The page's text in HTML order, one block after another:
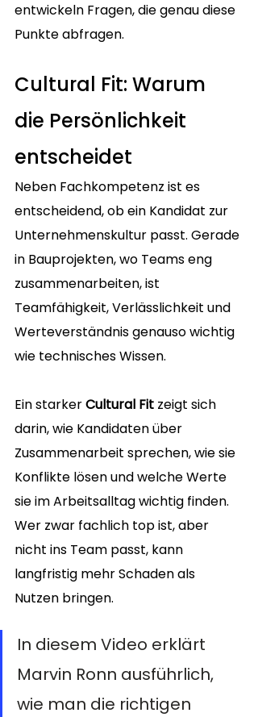
entwickeln Fragen, die genau diese
Punkte abfragen.
Cultural Fit: Warum
die Persönlichkeit
entscheidet
Neben Fachkompetenz ist es
entscheidend, ob ein Kandidat zur
Unternehmenskultur passt. Gerade
in Bauprojekten, wo Teams eng
zusammenarbeiten, ist
Teamfähigkeit, Verlässlichkeit und
Werteverständnis genauso wichtig
wie technisches Wissen.
Ein starker Cultural Fit zeigt sich
darin, wie Kandidaten über
Zusammenarbeit sprechen, wie sie
Konflikte lösen und welche Werte
sie im Arbeitsalltag wichtig finden.
Wer zwar fachlich top ist, aber
nicht ins Team passt, kann
langfristig mehr Schaden als
Nutzen bringen.
In diesem Video erklärt
Marvin Ronn ausführlich,
wie man die richtigen